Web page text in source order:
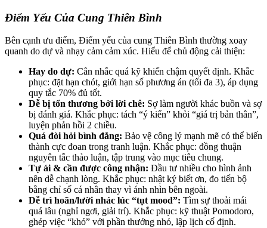
Điểm Yếu Của Cung Thiên Bình
Bên cạnh ưu điểm, Điểm yếu của cung Thiên Bình thường xoay
quanh do dự và nhạy cảm cảm xúc. Hiểu để chủ động cải thiện:
Hay do dự: Cân nhắc quá kỹ khiến chậm quyết định. Khắc
phục: đặt hạn chót, giới hạn số phương án (tối đa 3), áp dụng
quy tắc 70% đủ tốt.
Dễ bị tổn thương bởi lời chê: Sợ làm người khác buồn và sợ
bị đánh giá. Khắc phục: tách “ý kiến” khỏi “giá trị bản thân”,
luyện phản hồi 2 chiều.
Quá đòi hỏi bình đẳng: Bảo vệ công lý mạnh mẽ có thể biến
thành cực đoan trong tranh luận. Khắc phục: đồng thuận
nguyên tắc thảo luận, tập trung vào mục tiêu chung.
Tự ái & cần được công nhận: Đầu tư nhiều cho hình ảnh
nên dễ chạnh lòng. Khắc phục: nhật ký biết ơn, đo tiến bộ
bằng chỉ số cá nhân thay vì ánh nhìn bên ngoài.
Dễ trì hoãn/lười nhác lúc “tụt mood”: Tìm sự thoải mái
quá lâu (nghỉ ngơi, giải trí). Khắc phục: kỹ thuật Pomodoro,
ghép việc “khó” với phần thưởng nhỏ, lập lịch cố định.